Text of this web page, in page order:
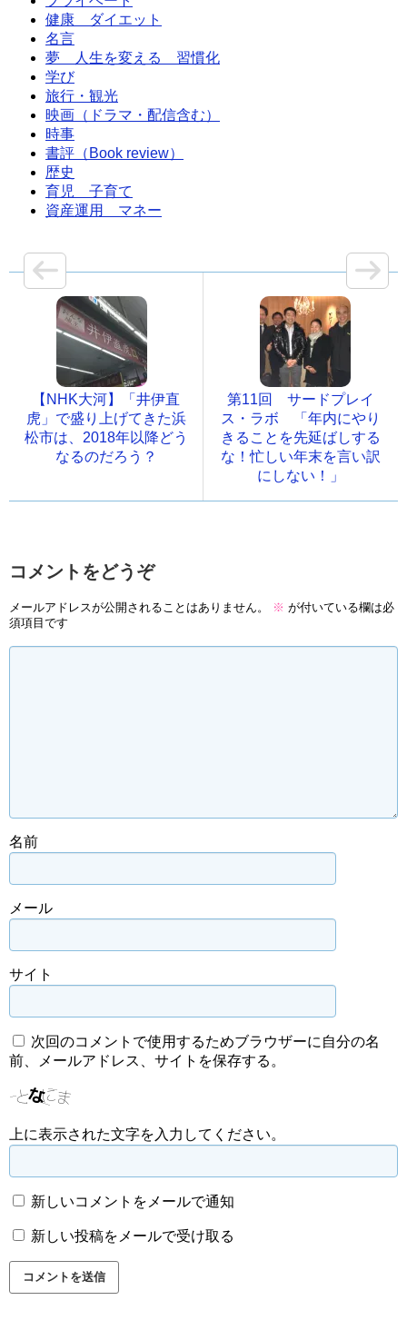
健康 ダイエット
名言
夢 人生を変える 習慣化
学び
旅行・観光
映画（ドラマ・配信含む）
時事
書評（Book review）
歴史
育児 子育て
資産運用 マネー
【NHK大河】「井伊直
虎」で盛り上げてきた浜
松市は、2018年以降どう
なるのだろう？
第11回 サードプレイ
ス・ラボ 「年内にやり
きることを先延ばしする
な！忙しい年末を言い訳
にしない！」
コメントをどうぞ
メールアドレスが公開されることはありません。 ※ が付いている欄は必
須項目です
名前
メール
サイト
次回のコメントで使用するためブラウザーに自分の名
前、メールアドレス、サイトを保存する。
上に表示された文字を入力してください。
新しいコメントをメールで通知
新しい投稿をメールで受け取る